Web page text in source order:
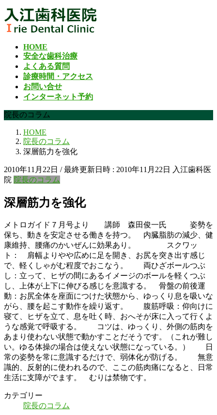
コ
ン
テ
ナ
ビ
ゲ
HOME
安全な歯科治療
よくある質問
診療時間・アクセス
お問い合せ
インターネット予約
院長のコラム
HOME
院長のコラム
深層筋力を強化
2010年11月22日 / 最終更新日時 : 2010年11月22日
入江歯科医
院 院長のコラム
深層筋力を強化
メトロガイド７月号より 講師 森田俊一氏 姿勢を
保ち、動きを安定させる働きを持つ。 内臓脂肪の減少、健
康維持、腰痛のかいぜんに効果あり。 スクワッ
ト： 肩幅よりやや広めに足を開き、お尻を突き出す感じ
で、軽くしゃがむ程度でおこなう。 両ひざボールつぶ
し：立って、ヒザの間にあるイメージのボールを軽くつぶ
し、上体が上下に伸びる感じを意識する。 骨盤の前後運
動：お尻全体を座面につけた状態から、ゆっくり息を吸いな
がら、腰を起こす動作を繰り返す。 腹筋呼吸：仰向けに
寝て、ヒザを立て、息を吐く時、おへそが床に入って行くよ
うな感覚で呼吸する。 コツは、ゆっくり、外側の筋肉を
あまり使わない状態で動かすことだそうです。（これが難し
い。ゆる体操の場合は使えない状態になっている。） 日
常の姿勢を常に意識するだけで、弱体化が防げる。 無意
識的、反射的に使われるので、ここの筋肉痛になると、日常
生活に支障がでます。 むりは禁物です。
カテゴリー
院長のコラム